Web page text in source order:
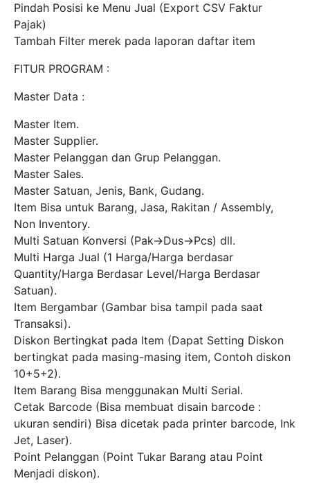
Pindah Posisi ke Menu Jual (Export CSV Faktur
Pajak)
Tambah Filter merek pada laporan daftar item
FITUR PROGRAM :
Master Data :
Master Item.
Master Supplier.
Master Pelanggan dan Grup Pelanggan.
Master Sales.
Master Satuan, Jenis, Bank, Gudang.
Item Bisa untuk Barang, Jasa, Rakitan / Assembly,
Non Inventory.
Multi Satuan Konversi (Pak->Dus->Pcs) dll.
Multi Harga Jual (1 Harga/Harga berdasar
Quantity/Harga Berdasar Level/Harga Berdasar
Satuan).
Item Bergambar (Gambar bisa tampil pada saat
Transaksi).
Diskon Bertingkat pada Item (Dapat Setting Diskon
bertingkat pada masing-masing item, Contoh diskon
10+5+2).
Item Barang Bisa menggunakan Multi Serial.
Cetak Barcode (Bisa membuat disain barcode :
ukuran sendiri) Bisa dicetak pada printer barcode, Ink
Jet, Laser).
Point Pelanggan (Point Tukar Barang atau Point
Menjadi diskon).